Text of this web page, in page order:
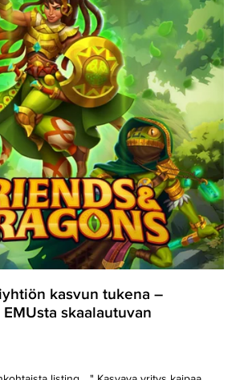
kasvun tukena –
skaalautuvan